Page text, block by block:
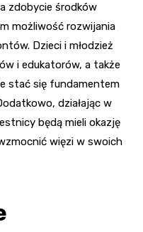
zdobycie środków
możliwość rozwijania
Dzieci i młodzież
i edukatorów, a także
stać się fundamentem
działając w
będą mieli okazję
więzi w swoich